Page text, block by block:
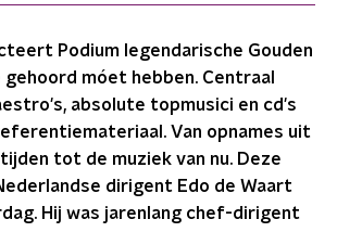
Podium legendarische Gouden
gehoord móet hebben. Centraal
absolute topmusici en cd's
Van opnames uit
tot de muziek van nu. Deze
dirigent Edo de Waart
Hij was jarenlang chef-dirigent